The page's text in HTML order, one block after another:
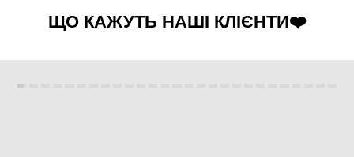
ЩО КАЖУТЬ НАШІ КЛІЄНТИ❤️